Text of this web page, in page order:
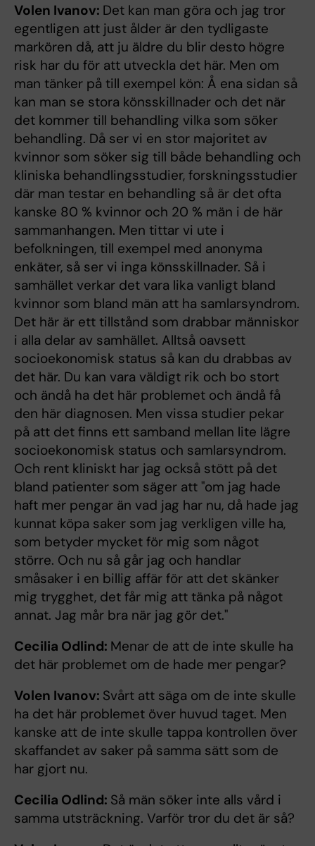
Volen Ivanov: Det kan man göra och jag tror
egentligen att just ålder är den tydligaste
markören då, att ju äldre du blir desto högre
risk har du för att utveckla det här. Men om
man tänker på till exempel kön: Å ena sidan så
kan man se stora könsskillnader och det när
det kommer till behandling vilka som söker
behandling. Då ser vi en stor majoritet av
kvinnor som söker sig till både behandling och
kliniska behandlingsstudier, forskningsstudier
där man testar en behandling så är det ofta
kanske 80 % kvinnor och 20 % män i de här
sammanhangen. Men tittar vi ute i
befolkningen, till exempel med anonyma
enkäter, så ser vi inga könsskillnader. Så i
samhället verkar det vara lika vanligt bland
kvinnor som bland män att ha samlarsyndrom.
Det här är ett tillstånd som drabbar människor
i alla delar av samhället. Alltså oavsett
socioekonomisk status så kan du drabbas av
det här. Du kan vara väldigt rik och bo stort
och ändå ha det här problemet och ändå få
den här diagnosen. Men vissa studier pekar
på att det finns ett samband mellan lite lägre
socioekonomisk status och samlarsyndrom.
Och rent kliniskt har jag också stött på det
bland patienter som säger att "om jag hade
haft mer pengar än vad jag har nu, då hade jag
kunnat köpa saker som jag verkligen ville ha,
som betyder mycket för mig som något
större. Och nu så går jag och handlar
småsaker i en billig affär för att det skänker
mig trygghet, det får mig att tänka på något
annat. Jag mår bra när jag gör det."
Cecilia Odlind: Menar de att de inte skulle ha
det här problemet om de hade mer pengar?
Volen Ivanov: Svårt att säga om de inte skulle
ha det här problemet över huvud taget. Men
kanske att de inte skulle tappa kontrollen över
skaffandet av saker på samma sätt som de
har gjort nu.
Cecilia Odlind: Så män söker inte alls vård i
samma utsträckning. Varför tror du det är så?